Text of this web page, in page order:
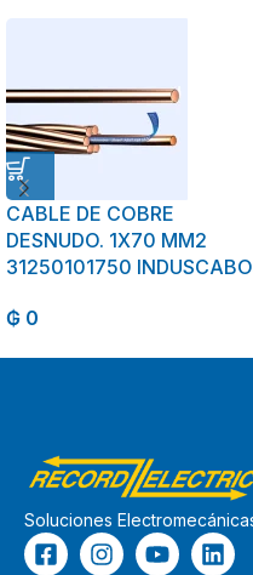
CABLE DE COBRE
DESNUDO. 1X70 MM2
31250101750
₲ 0
Soluciones